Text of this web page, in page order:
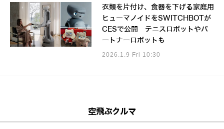
衣類を片付け、食器を下げる家庭用
ヒューマノイドをSWITCHBOTが
CESで公開 テニスロボットやパ
ートナーロボットも
2026.1.9 Fri 10:30
空飛ぶクルマ